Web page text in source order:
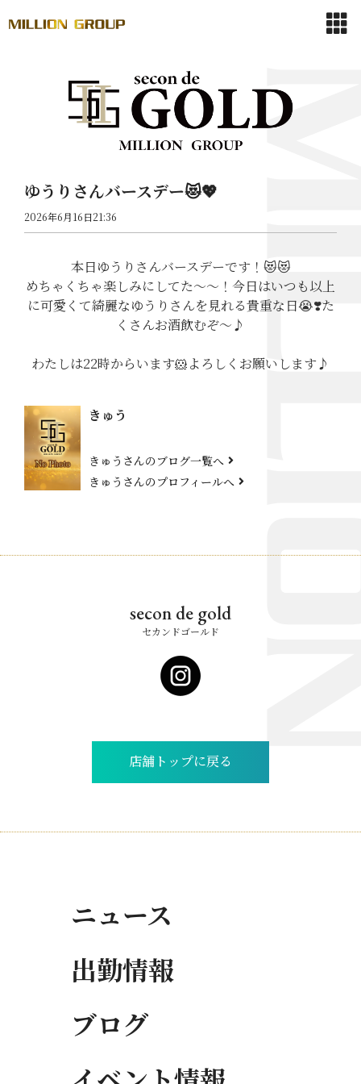
ゆうりさんバースデー😻💖
2026年6月16日21:36
本日ゆうりさんバースデーです！😻😻
めちゃくちゃ楽しみにしてた〜〜！今日はいつも以上
に可愛くて綺麗なゆうりさんを見れる貴重な日😭❣️た
くさんお酒飲むぞ〜♪
わたしは22時からいます🐹よろしくお願いします♪
きゅう
きゅうさんのブログ一覧へ
きゅうさんのプロフィールへ
secon de gold
セカンドゴールド
店舗トップに戻る
ニュース
出勤情報
ブログ